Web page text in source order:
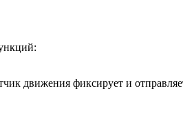
движения фиксирует и